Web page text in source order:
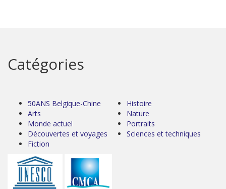
Catégories
50ANS Belgique-Chine
Arts
Monde actuel
Découvertes et voyages
Fiction
Histoire
Nature
Portraits
Sciences et techniques